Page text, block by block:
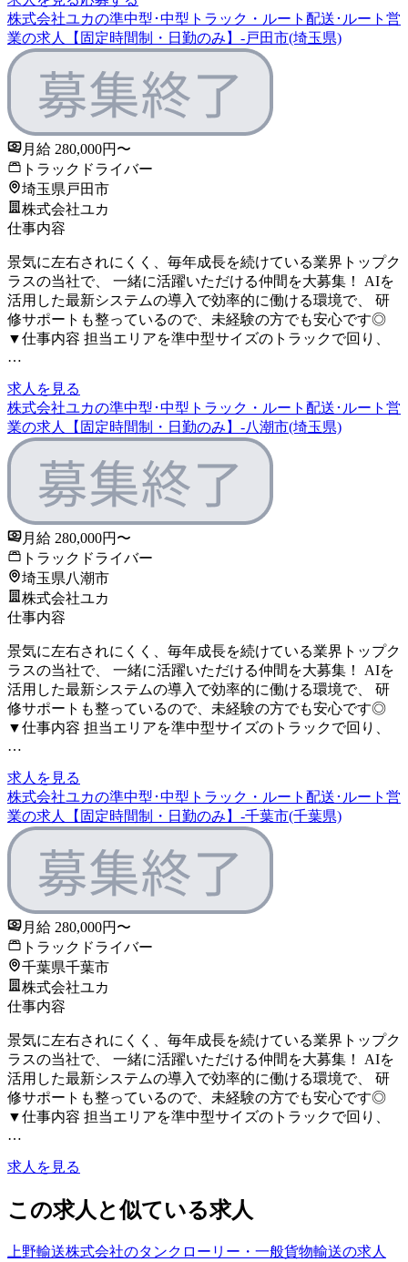
株式会社ユカの準中型･中型トラック・ルート配送･ルート営
業の求人【固定時間制・日勤のみ】-戸田市(埼玉県)
月給 280,000円〜
トラックドライバー
埼玉県戸田市
株式会社ユカ
仕事内容
景気に左右されにくく、毎年成長を続けている業界トップク
ラスの当社で、 一緒に活躍いただける仲間を大募集！ AIを
活用した最新システムの導入で効率的に働ける環境で、 研
修サポートも整っているので、未経験の方でも安心です◎
▼仕事内容 担当エリアを準中型サイズのトラックで回り、
…
求人を見る
株式会社ユカの準中型･中型トラック・ルート配送･ルート営
業の求人【固定時間制・日勤のみ】-八潮市(埼玉県)
月給 280,000円〜
トラックドライバー
埼玉県八潮市
株式会社ユカ
仕事内容
景気に左右されにくく、毎年成長を続けている業界トップク
ラスの当社で、 一緒に活躍いただける仲間を大募集！ AIを
活用した最新システムの導入で効率的に働ける環境で、 研
修サポートも整っているので、未経験の方でも安心です◎
▼仕事内容 担当エリアを準中型サイズのトラックで回り、
…
求人を見る
株式会社ユカの準中型･中型トラック・ルート配送･ルート営
業の求人【固定時間制・日勤のみ】-千葉市(千葉県)
月給 280,000円〜
トラックドライバー
千葉県千葉市
株式会社ユカ
仕事内容
景気に左右されにくく、毎年成長を続けている業界トップク
ラスの当社で、 一緒に活躍いただける仲間を大募集！ AIを
活用した最新システムの導入で効率的に働ける環境で、 研
修サポートも整っているので、未経験の方でも安心です◎
▼仕事内容 担当エリアを準中型サイズのトラックで回り、
…
求人を見る
この求人と似ている求人
上野輸送株式会社のタンクローリー・一般貨物輸送の求人